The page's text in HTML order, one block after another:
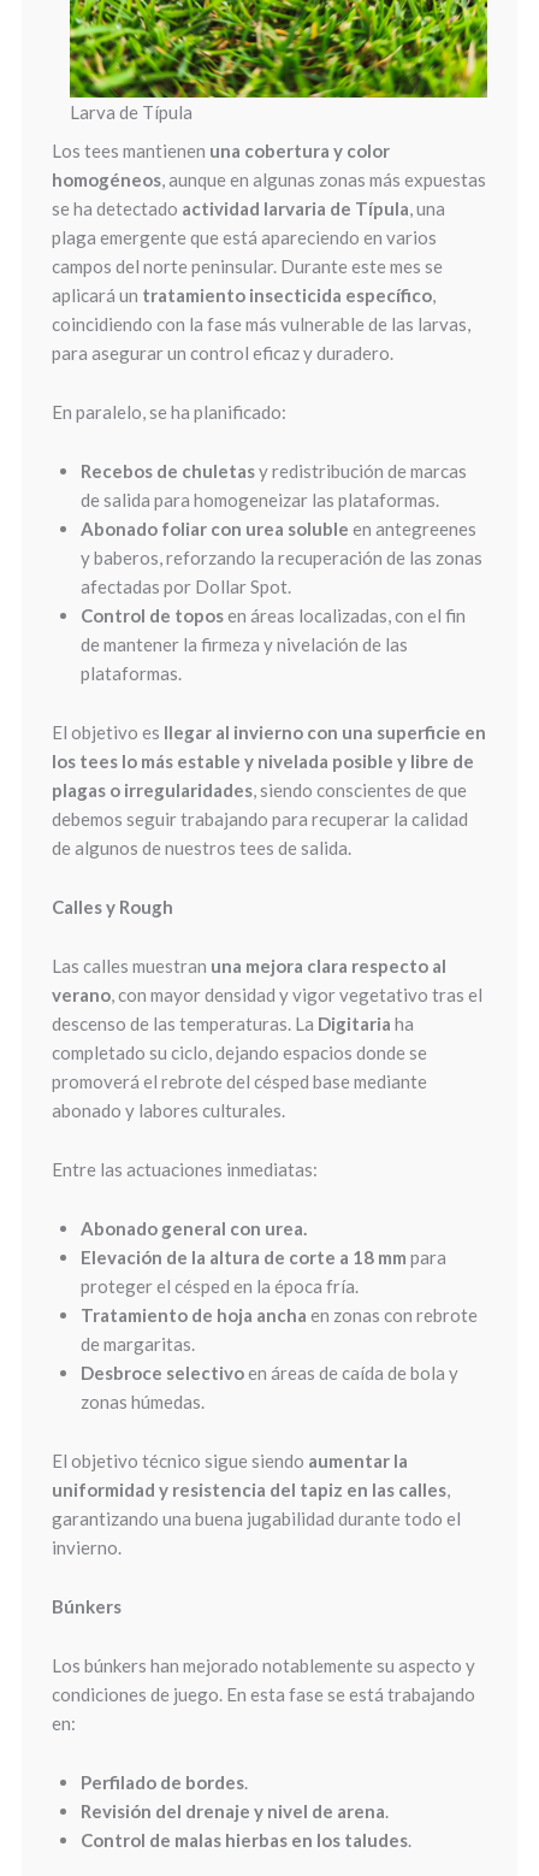
Larva de Típula
Los tees mantienen una cobertura y color
homogéneos, aunque en algunas zonas más expuestas
se ha detectado actividad larvaria de Típula, una
plaga emergente que está apareciendo en varios
campos del norte peninsular. Durante este mes se
aplicará un tratamiento insecticida específico,
coincidiendo con la fase más vulnerable de las larvas,
para asegurar un control eficaz y duradero.
En paralelo, se ha planificado:
Recebos de chuletasy redistribución de marcas
de salida para homogeneizar las plataformas.
Abonado foliar con urea soluble en antegreenes
y baberos, reforzando la recuperación de las zonas
afectadas por Dollar Spot.
Control de toposen áreas localizadas, con el fin
de mantener la firmeza y nivelación de las
plataformas.
El objetivo es llegar al invierno con una superficie en
los tees lo más estable y nivelada posible y libre de
plagas o irregularidades, siendo conscientes de que
debemos seguir trabajando para recuperar la calidad
de algunos de nuestros tees de salida.
Calles y Rough
Las calles muestran una mejora clara respecto al
verano, con mayor densidad y vigor vegetativo tras el
descenso de las temperaturas. La Digitaria ha
completado su ciclo, dejando espacios donde se
promoverá el rebrote del césped base mediante
abonado y labores culturales.
Entre las actuaciones inmediatas:
Abonado general con urea.
Elevación de la altura de corte a 18 mm para
proteger el césped en la época fría.
Tratamiento de hoja ancha en zonas con rebrote
de margaritas.
Desbroce selectivoen áreas de caída de bola y
zonas húmedas.
El objetivo técnico sigue siendo aumentar la
uniformidad y resistencia del tapiz en las calles,
garantizando una buena jugabilidad durante todo el
invierno.
Búnkers
Los búnkers han mejorado notablemente su aspecto y
condiciones de juego. En esta fase se está trabajando
en:
Perfilado de bordes.
Revisión del drenaje y nivel de arena.
Control de malas hierbas en los taludes.